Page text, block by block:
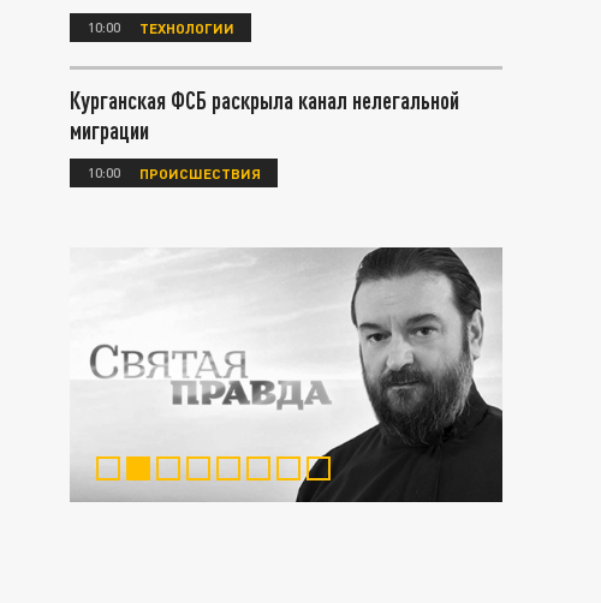
10:00 ТЕХНОЛОГИИ
Курганская ФСБ раскрыла канал нелегальной
миграции
10:00 ПРОИСШЕСТВИЯ